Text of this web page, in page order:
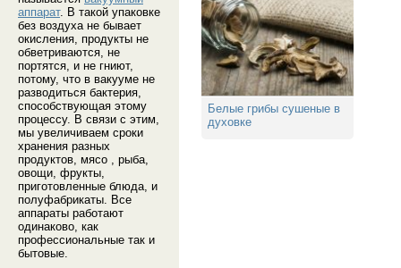
аппарат. В такой упаковке
без воздуха не бывает
окисления, продукты не
обветриваются, не
портятся, и не гниют,
потому, что в вакууме не
разводиться бактерия,
способствующая этому
процессу. В связи с этим,
мы увеличиваем сроки
хранения разных
продуктов, мясо , рыба,
овощи, фрукты,
приготовленные блюда, и
полуфабрикаты. Все
аппараты работают
одинаково, как
профессиональные так и
бытовые.
Белые грибы сушеные в
духовке